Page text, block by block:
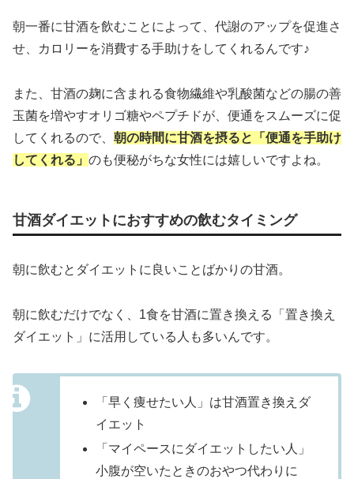
朝一番に甘酒を飲むことによって、代謝のアップを促進さ
せ、カロリーを消費する手助けをしてくれるんです♪
また、甘酒の麹に含まれる食物繊維や乳酸菌などの腸の善
玉菌を増やすオリゴ糖やペプチドが、便通をスムーズに促
してくれるので、 朝の時間に甘酒を摂ると「便通を手助け
してくれる」 のも便秘がちな女性には嬉しいですよね。
甘酒ダイエットにおすすめの飲むタイミング
朝に飲むとダイエットに良いことばかりの甘酒。
朝に飲むだけでなく、1食を甘酒に置き換える「置き換え
ダイエット」に活用している人も多いんです。
「早く痩せたい人」は甘酒置き換えダ
イエット
「マイペースにダイエットしたい人」
小腹が空いたときのおやつ代わりに